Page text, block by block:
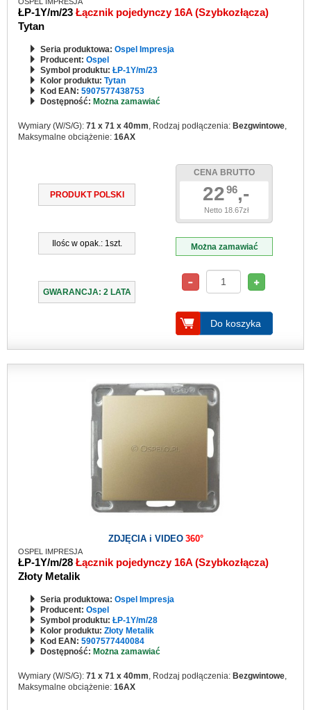
ŁP-1Y/m/23 Łącznik pojedynczy 16A (Szybkozłącza)
Tytan
Seria produktowa: Ospel Impresja
Producent: Ospel
Symbol produktu: ŁP-1Y/m/23
Kolor produktu: Tytan
Kod EAN: 5907577438753
Dostępność: Można zamawiać
Wymiary (W/S/G): 71 x 71 x 40mm, Rodzaj podłączenia: Bezgwintowe,
Maksymalne obciążenie: 16AX
PRODUKT POLSKI
Ilośc w opak.: 1szt.
GWARANCJA: 2 LATA
CENA BRUTTO
2296,-
Netto 18.67zł
Można zamawiać
Do koszyka
ZDJĘCIA i VIDEO 360°
OSPEL IMPRESJA
ŁP-1Y/m/28 Łącznik pojedynczy 16A (Szybkozłącza)
Złoty Metalik
Seria produktowa: Ospel Impresja
Producent: Ospel
Symbol produktu: ŁP-1Y/m/28
Kolor produktu: Złoty Metalik
Kod EAN: 5907577440084
Dostępność: Można zamawiać
Wymiary (W/S/G): 71 x 71 x 40mm, Rodzaj podłączenia: Bezgwintowe,
Maksymalne obciążenie: 16AX